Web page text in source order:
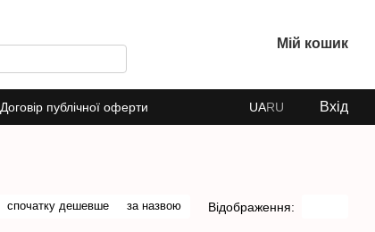
Мій кошик
Договір публічної оферти UARU Вхід
спочатку дешевше за назвою Відображення: